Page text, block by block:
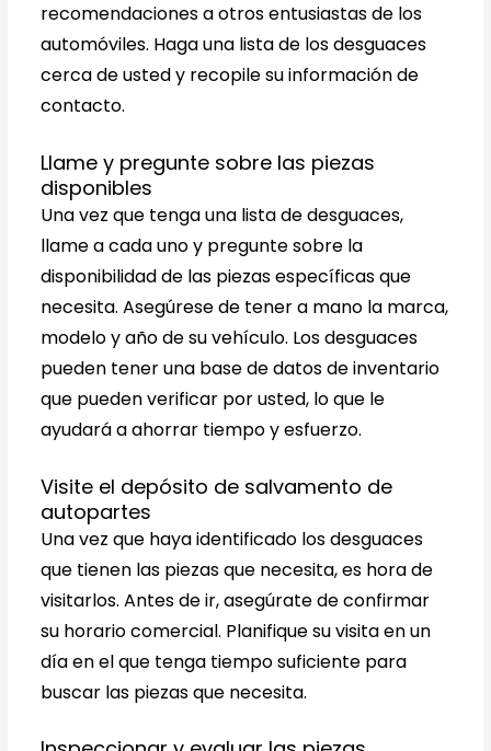
recomendaciones a otros entusiastas de los
automóviles. Haga una lista de los desguaces
cerca de usted y recopile su información de
contacto.
Llame y pregunte sobre las piezas
disponibles
Una vez que tenga una lista de desguaces,
llame a cada uno y pregunte sobre la
disponibilidad de las piezas específicas que
necesita. Asegúrese de tener a mano la marca,
modelo y año de su vehículo. Los desguaces
pueden tener una base de datos de inventario
que pueden verificar por usted, lo que le
ayudará a ahorrar tiempo y esfuerzo.
Visite el depósito de salvamento de
autopartes
Una vez que haya identificado los desguaces
que tienen las piezas que necesita, es hora de
visitarlos. Antes de ir, asegúrate de confirmar
su horario comercial. Planifique su visita en un
día en el que tenga tiempo suficiente para
buscar las piezas que necesita.